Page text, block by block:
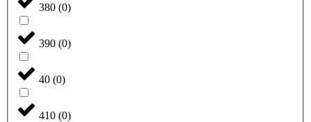
380 (0)
390 (0)
40 (0)
410 (0)